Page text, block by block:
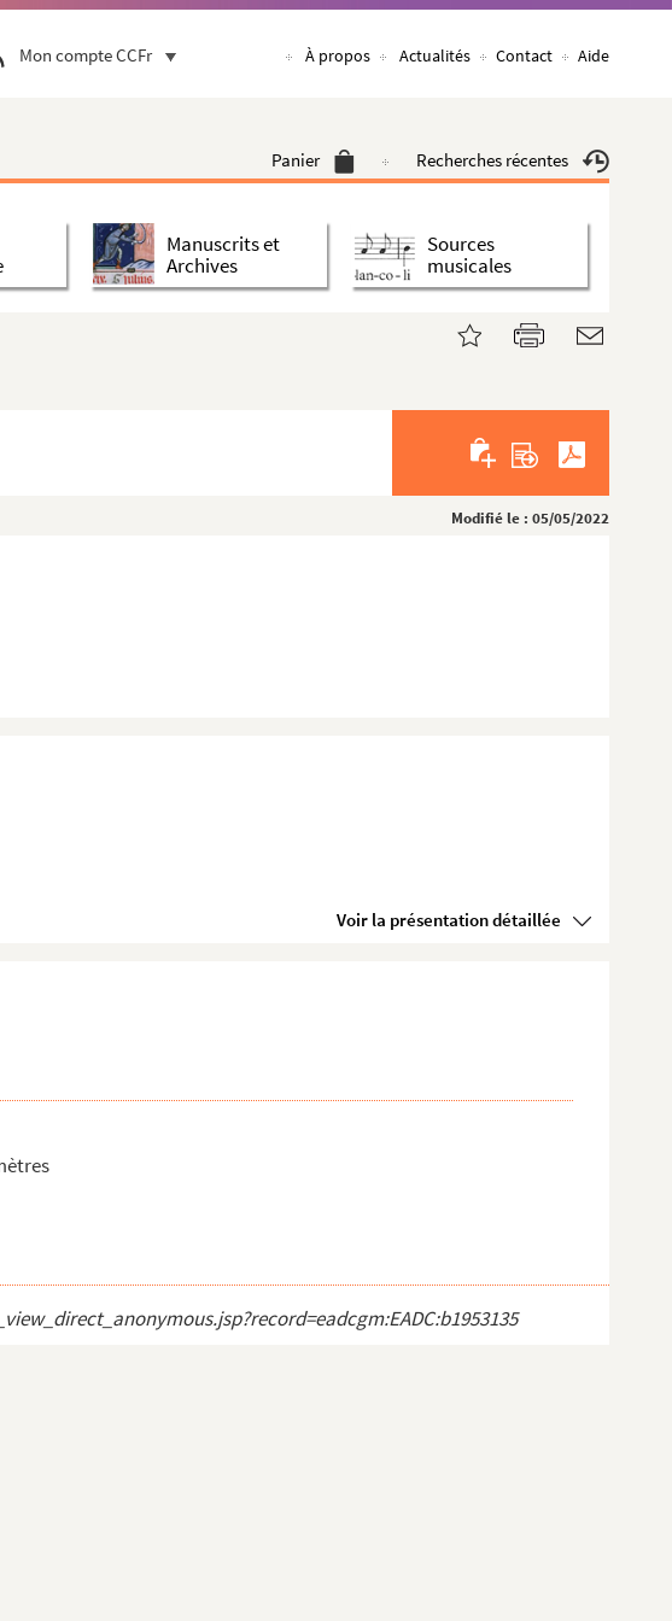
Mon compte CCFr À propos Actualités Contact Aide
Panier Recherches récentes
Manuscrits et
Archives
Sources
musicales
Modifié le : 05/05/2022
Voir la présentation détaillée